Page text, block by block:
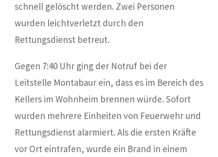
schnell gelöscht werden. Zwei Personen
wurden leichtverletzt durch den
Rettungsdienst betreut.
Gegen 7:40 Uhr ging der Notruf bei der
Leitstelle Montabaur ein, dass es im Bereich des
Kellers im Wohnheim brennen würde. Sofort
wurden mehrere Einheiten von Feuerwehr und
Rettungsdienst alarmiert. Als die ersten Kräfte
vor Ort eintrafen, wurde ein Brand in einem